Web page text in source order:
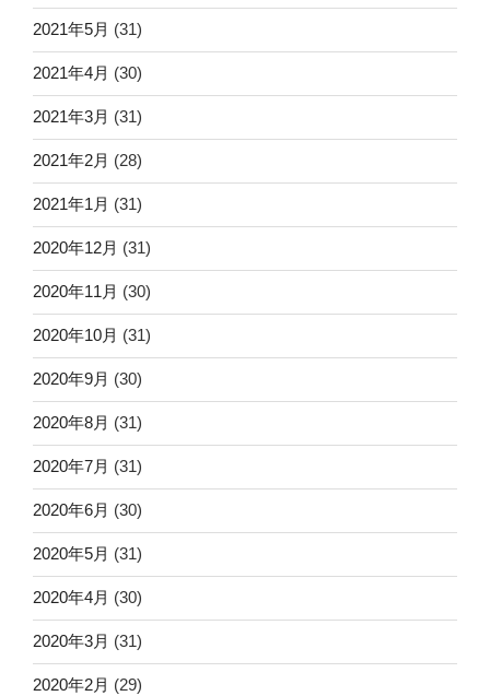
2021年5月 (31)
2021年4月 (30)
2021年3月 (31)
2021年2月 (28)
2021年1月 (31)
2020年12月 (31)
2020年11月 (30)
2020年10月 (31)
2020年9月 (30)
2020年8月 (31)
2020年7月 (31)
2020年6月 (30)
2020年5月 (31)
2020年4月 (30)
2020年3月 (31)
2020年2月 (29)